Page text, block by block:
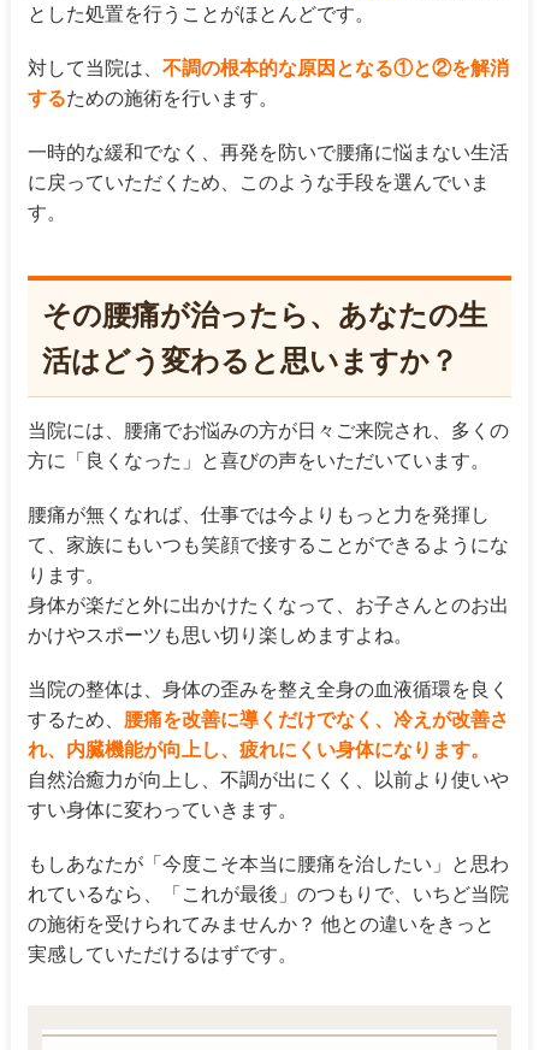
とした処置を行うことがほとんどです。
対して当院は、不調の根本的な原因となる①と②を解消
するための施術を行います。
一時的な緩和でなく、再発を防いで腰痛に悩まない生活
に戻っていただくため、このような手段を選んでいま
す。
その腰痛が治ったら、あなたの生
活はどう変わると思いますか？
当院には、腰痛でお悩みの方が日々ご来院され、多くの
方に「良くなった」と喜びの声をいただいています。
腰痛が無くなれば、仕事では今よりもっと力を発揮し
て、家族にもいつも笑顔で接することができるようにな
ります。
身体が楽だと外に出かけたくなって、お子さんとのお出
かけやスポーツも思い切り楽しめますよね。
当院の整体は、身体の歪みを整え全身の血液循環を良く
するため、 腰痛を改善に導くだけでなく、冷えが改善さ
れ、内臓機能が向上し、疲れにくい身体になります。
自然治癒力が向上し、不調が出にくく、以前より使いや
すい身体に変わっていきます。
もしあなたが「今度こそ本当に腰痛を治したい」と思わ
れているなら、「これが最後」のつもりで、いちど当院
の施術を受けられてみませんか？ 他との違いをきっと
実感していただけるはずです。